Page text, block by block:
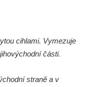
cihlami. Vymezuje
části.
straně a v